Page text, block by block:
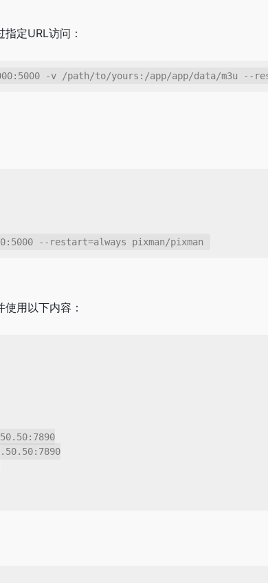
定URL访问：
-v /path/to/yours:/app/app/data/m3u --
--restart=always pixman/pixman
使用以下内容：